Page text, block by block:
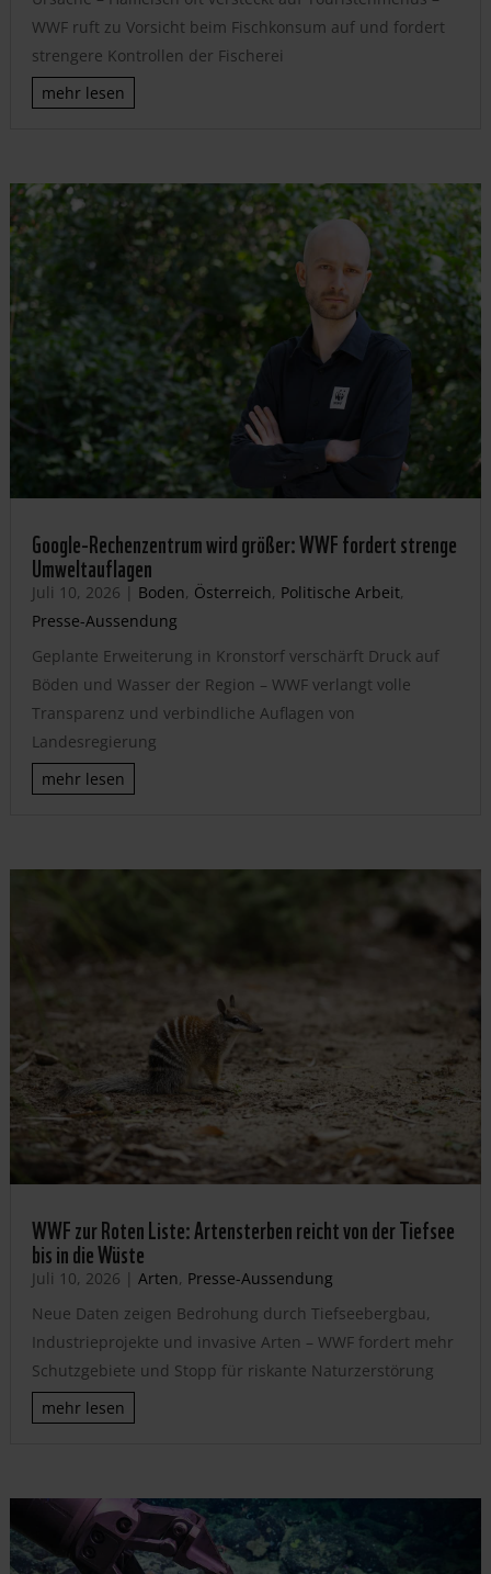
WWF ruft zu Vorsicht beim Fischkonsum auf und fordert
strengere Kontrollen der Fischerei
mehr lesen
Google-Rechenzentrum wird größer: WWF fordert strenge
Umweltauflagen
Juli 10, 2026 | Boden, Österreich, Politische Arbeit,
Presse-Aussendung
Geplante Erweiterung in Kronstorf verschärft Druck auf
Böden und Wasser der Region – WWF verlangt volle
Transparenz und verbindliche Auflagen von
Landesregierung
mehr lesen
WWF zur Roten Liste: Artensterben reicht von der Tiefsee
bis in die Wüste
Juli 10, 2026 | Arten, Presse-Aussendung
Neue Daten zeigen Bedrohung durch Tiefseebergbau,
Industrieprojekte und invasive Arten – WWF fordert mehr
Schutzgebiete und Stopp für riskante Naturzerstörung
mehr lesen